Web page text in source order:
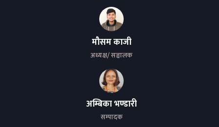
मौसम काजी
अध्यक्ष/ सञ्चालक
अम्बिका भण्डारी
सम्पादक